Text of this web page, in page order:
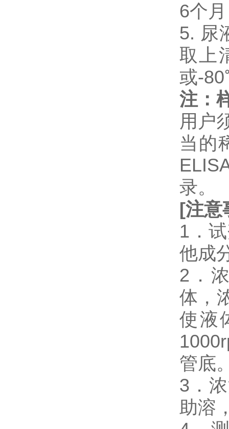
6个
5. 尿
取上
或-
注：
用户
当的
录。
[注意
1．
他成
2．
体，
使液
管底
3．
助溶